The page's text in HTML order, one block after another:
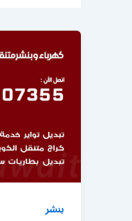
بنشر